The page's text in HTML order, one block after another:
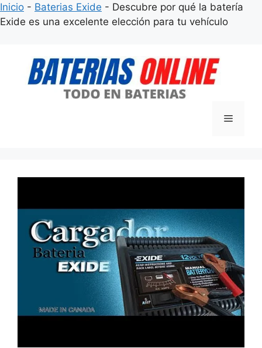
Inicio - Baterias Exide - Descubre por qué la batería
Exide es una excelente elección para tu vehículo
contenido
Menú